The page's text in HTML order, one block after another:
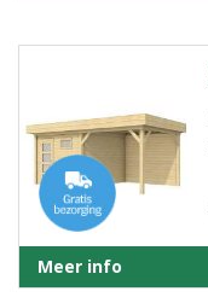
Meer info